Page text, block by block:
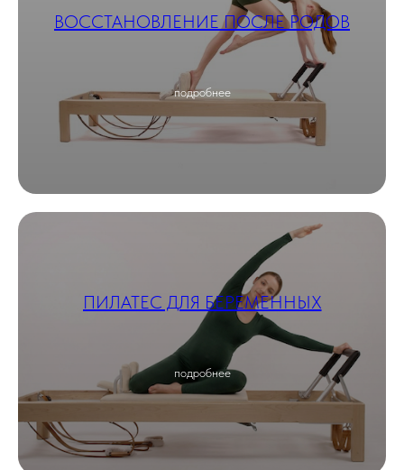
ВОССТАНОВЛЕНИЕ ПОСЛЕ РОДОВ
подробнее
ПИЛАТЕС ДЛЯ БЕРЕМЕННЫХ
подробнее